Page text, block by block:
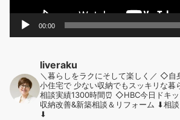
00:00
liveraku
＼暮らしをラクにそして楽しく／ ◇自
小住宅で 少ない収納でもスッキリな暮
相談実績1300時間⏰ ◇HBC今日ドキッ
収納改善&新築相談＆リフォーム ⬇︎相
⬇︎